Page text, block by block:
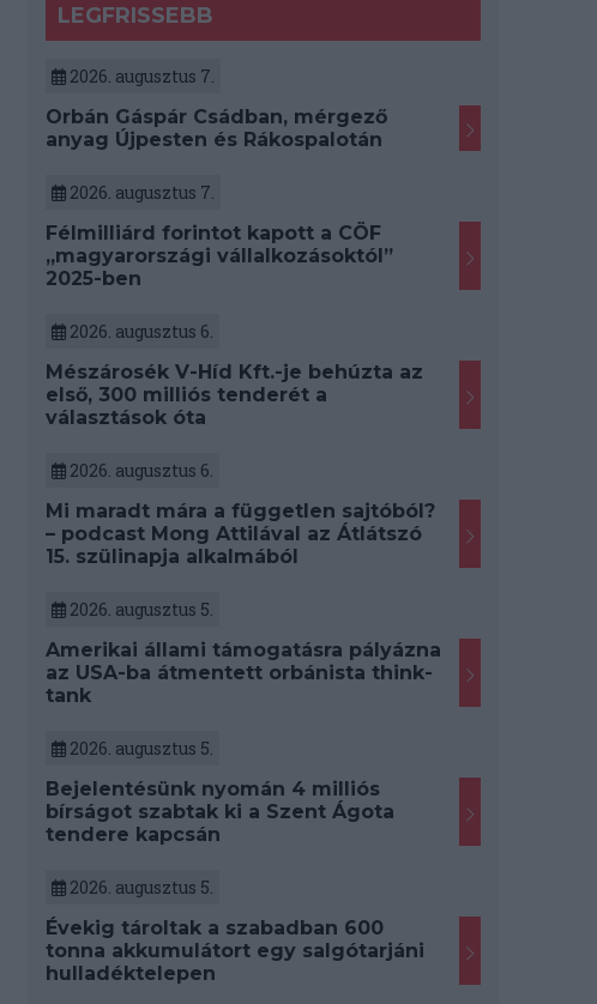
LEGFRISSEBB
2026. augusztus 7.
Orbán Gáspár Csádban, mérgező
anyag Újpesten és Rákospalotán
2026. augusztus 7.
Félmilliárd forintot kapott a CÖF
„magyarországi vállalkozásoktól”
2025-ben
2026. augusztus 6.
Mészárosék V-Híd Kft.-je behúzta az
első, 300 milliós tenderét a
választások óta
2026. augusztus 6.
Mi maradt mára a független sajtóból?
– podcast Mong Attilával az Átlátszó
15. szülinapja alkalmából
2026. augusztus 5.
Amerikai állami támogatásra pályázna
az USA-ba átmentett orbánista think-
tank
2026. augusztus 5.
Bejelentésünk nyomán 4 milliós
bírságot szabtak ki a Szent Ágota
tendere kapcsán
2026. augusztus 5.
Évekig tároltak a szabadban 600
tonna akkumulátort egy salgótarjáni
hulladéktelepen